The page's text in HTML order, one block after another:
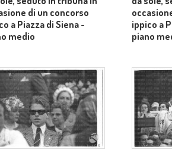
di un concorso
a Piazza di Siena -
medio
ippico a
piano